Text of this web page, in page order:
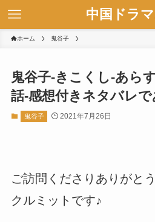
中国ドラ
ホーム 鬼谷子
鬼谷子-きこくし-あら
話-感想付きネタバレで
鬼谷子 2021年7月26日
ご訪問くださりありがと
クルミットです♪